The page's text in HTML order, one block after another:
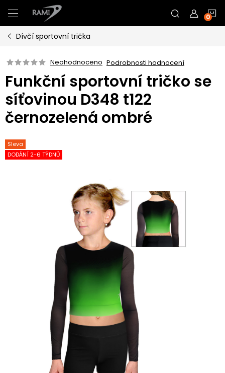
na
obsah
Dívčí sportovní trička
Neohodnoceno Podrobnosti hodnocení
Funkční sportovní tričko se
síťovinou D348 t122
černozelená ombré
Sleva
DODÁNÍ 2-6 TÝDNŮ